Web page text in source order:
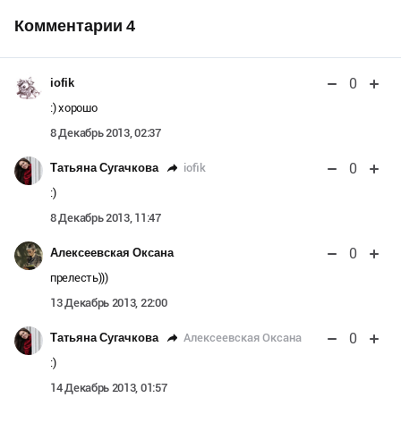
Комментарии 4
iofik 0
:) хорошо
8 Декабрь 2013, 02:37
Татьяна Сугачкова iofik 0
:)
8 Декабрь 2013, 11:47
Алексеевская Оксана 0
прелесть)))
13 Декабрь 2013, 22:00
Татьяна Сугачкова Алексеевская Оксана 0
:)
14 Декабрь 2013, 01:57